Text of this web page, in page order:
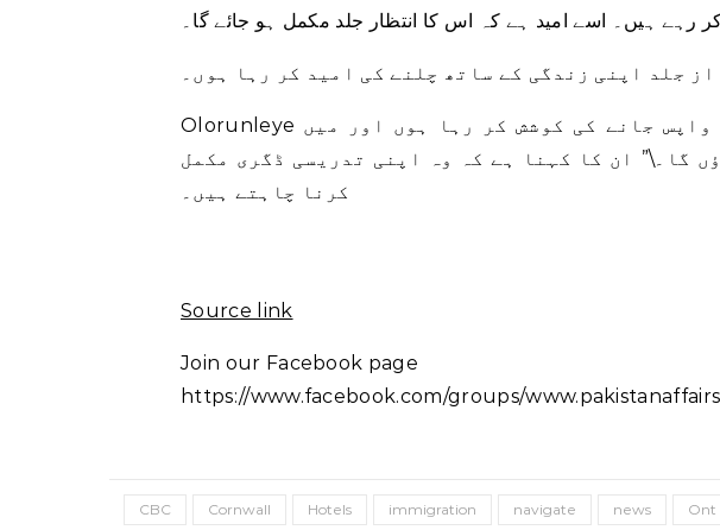
کر رہے ہیں۔ اسے امید ہے کہ اس کا انتظار جلد مکمل ہو جائے گا۔
جلد اپنی زندگی کے ساتھ چلنے کی امید کر رہا ہوں۔
Olorunleye نے کہا، \”میں جلد از جلد اسکول واپس جانے کی کوشش کر رہا ہوں اور میں
گا۔\” ان کا کہنا ہے کہ وہ اپنی تدریسی ڈگری مکمل
کرنا چاہتے ہیں۔
Source link
Join our Facebook page
https://www.facebook.com/groups/
CBC Cornwall Hotels immigration navigate news Ont